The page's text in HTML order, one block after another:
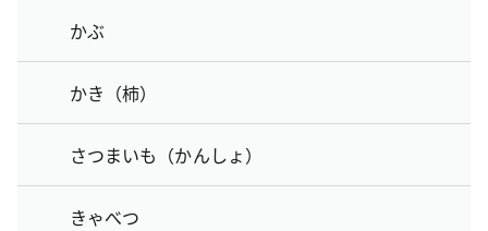
かぶ
かき（柿）
さつまいも（かんしょ）
きゃべつ